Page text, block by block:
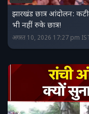
झारखंड छात्र आंदोलन:
भी नहीं रुके छात्र!
अगस्त 10, 2026 17:27 pm